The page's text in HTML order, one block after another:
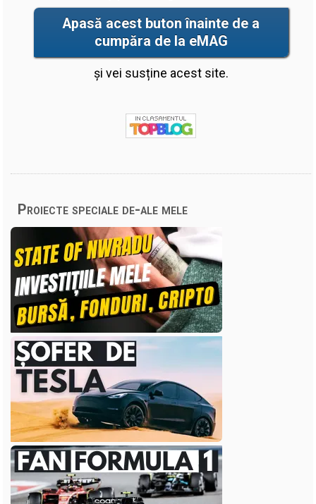
Apasă acest buton înainte de a
cumpăra de la eMAG
și vei susține acest site.
Proiecte speciale de-ale mele